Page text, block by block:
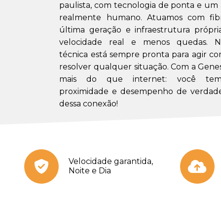
paulista, com tecnologia de ponta e
realmente humano. Atuamos com
última geração e infraestrutura
velocidade real e menos quedas.
técnica está sempre pronta para agir
resolver qualquer situação. Com a
mais do que internet: você tem
proximidade e desempenho de
dessa conexão!
Velocidade garantida,
Noite e Dia